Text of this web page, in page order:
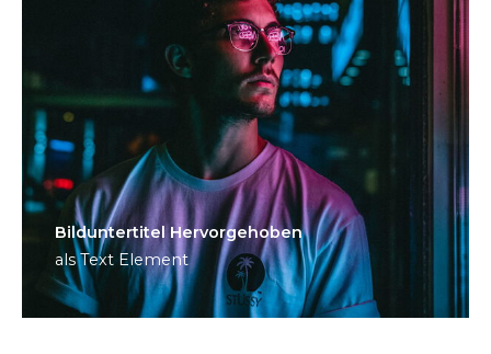
Bild­unter­titel Hervorgehoben
als Text Element